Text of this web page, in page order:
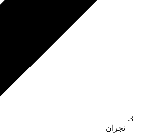
نجران